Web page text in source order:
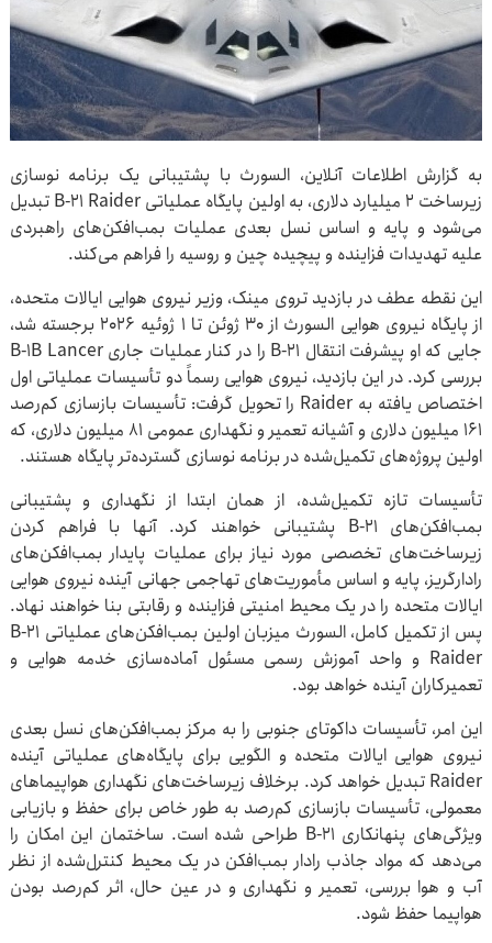
به گزارش اطلاعات آنلاین، السورث با پشتیبانی یک برنامه نوسازی
زیرساخت ۲ میلیارد دلاری، به اولین پایگاه عملیاتی B-21 Raider تبدیل
می‌شود و پایه و اساس نسل بعدی عملیات بمب‌افکن‌های راهبردی
علیه تهدیدات فزاینده و پیچیده چین و روسیه را فراهم می‌کند.
این نقطه عطف در بازدید تروی مینک، وزیر نیروی هوایی ایالات متحده،
از پایگاه نیروی هوایی السورث از ۳۰ ژوئن تا ۱ ژوئیه ۲۰۲۶ برجسته شد،
جایی که او پیشرفت انتقال B-21 را در کنار عملیات جاری B-1B Lancer
بررسی کرد. در این بازدید، نیروی هوایی رسماً دو تأسیسات عملیاتی اول
اختصاص یافته به Raider را تحویل گرفت: تأسیسات بازسازی کم‌رصد
۱۶۱ میلیون دلاری و آشیانه تعمیر و نگهداری عمومی ۸۱ میلیون دلاری، که
اولین پروژه‌های تکمیل‌شده در برنامه نوسازی گسترده‌تر پایگاه هستند.
تأسیسات تازه تکمیل‌شده، از همان ابتدا از نگهداری و پشتیبانی
بمب‌افکن‌های B-21 پشتیبانی خواهند کرد. آنها با فراهم کردن
زیرساخت‌های تخصصی مورد نیاز برای عملیات پایدار بمب‌افکن‌های
رادارگریز، پایه و اساس مأموریت‌های تهاجمی جهانی آینده نیروی هوایی
ایالات متحده را در یک محیط امنیتی فزاینده و رقابتی بنا خواهند نهاد.
پس از تکمیل کامل، السورث میزبان اولین بمب‌افکن‌های عملیاتی B-21
Raider و واحد آموزش رسمی مسئول آماده‌سازی خدمه هوایی و
تعمیرکاران آینده خواهد بود.
این امر، تأسیسات داکوتای جنوبی را به مرکز بمب‌افکن‌های نسل بعدی
نیروی هوایی ایالات متحده و الگویی برای پایگاه‌های عملیاتی آینده
Raider تبدیل خواهد کرد. برخلاف زیرساخت‌های نگهداری هواپیماهای
معمولی، تأسیسات بازسازی کم‌رصد به طور خاص برای حفظ و بازیابی
ویژگی‌های پنهانکاری B-21 طراحی شده است. ساختمان این امکان را
می‌دهد که مواد جاذب رادار بمب‌افکن در یک محیط کنترل‌شده از نظر
آب و هوا بررسی، تعمیر و نگهداری و در عین حال، اثر کم‌رصد بودن
هواپیما حفظ شود.